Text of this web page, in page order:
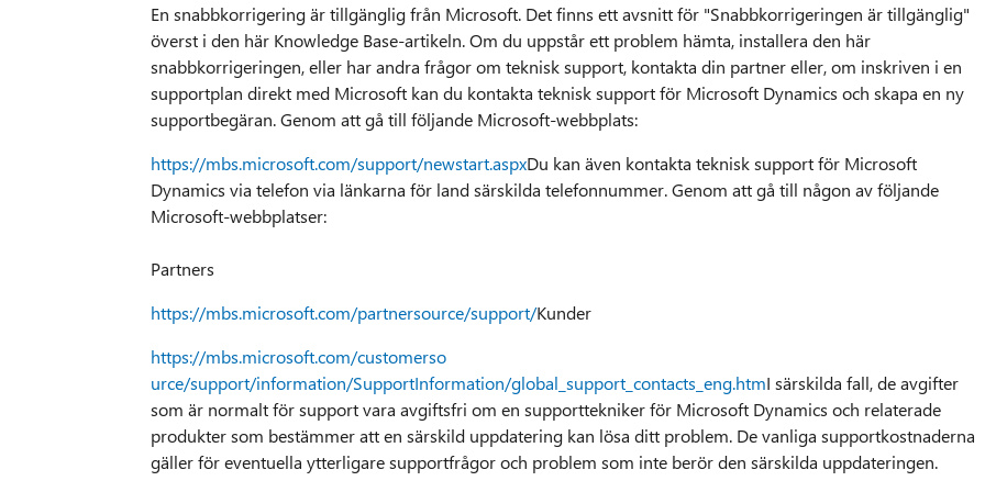
En snabbkorrigering är tillgänglig från Microsoft. Det finns ett avsnitt för "Snabbkorrigeringen är tillgänglig"
överst i den här Knowledge Base-artikeln. Om du uppstår ett problem hämta, installera den här
snabbkorrigeringen, eller har andra frågor om teknisk support, kontakta din partner eller, om inskriven i en
supportplan direkt med Microsoft kan du kontakta teknisk support för Microsoft Dynamics och skapa en ny
supportbegäran. Genom att gå till följande Microsoft-webbplats:
https://mbs.microsoft.com/support/newstart.aspxDu kan även kontakta teknisk support för Microsoft
Dynamics via telefon via länkarna för land särskilda telefonnummer. Genom att gå till någon av följande
Microsoft-webbplatser:
Partners
https://mbs.microsoft.com/partnersource/support/Kunder
https://mbs.microsoft.com/customerso
urce/support/information/SupportInformation/global_support_contacts_eng.htmI särskilda fall, de avgifter
som är normalt för support vara avgiftsfri om en supporttekniker för Microsoft Dynamics och relaterade
produkter som bestämmer att en särskild uppdatering kan lösa ditt problem. De vanliga supportkostnaderna
gäller för eventuella ytterligare supportfrågor och problem som inte berör den särskilda uppdateringen.